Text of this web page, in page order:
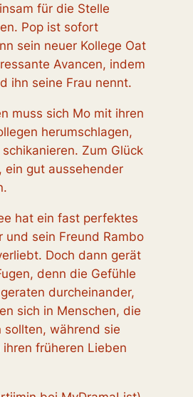
für die Stelle
Pop ist sofort
sein neuer Kollege Oat
Avancen, indem
ihn seine Frau nennt.
muss sich Mo mit ihren
herumschlagen,
Zum Glück
ein gut aussehender
hat ein fast perfektes
und sein Freund Rambo
Doch dann gerät
denn die Gefühle
durcheinander,
sich in Menschen, die
sollten, während sie
früheren Lieben